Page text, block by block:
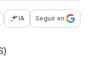
opciones para
IA Seguir en